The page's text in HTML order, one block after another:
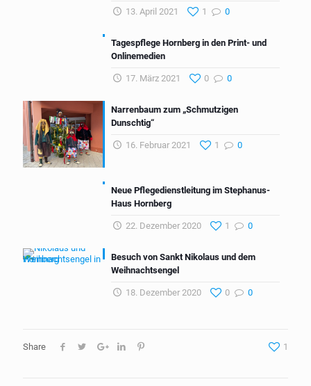
13. April 2021 0
1
Tagespflege Hornberg in den Print- und
Onlinemedien
17. März 2021 0
0
Narrenbaum zum „Schmutzigen
Dunschtig“
16. Februar 2021 0
1
Neue Pflegedienstleitung im Stephanus-
Haus Hornberg
22. Dezember 2020 0
1
Besuch von Sankt Nikolaus und dem
Weihnachtsengel
18. Dezember 2020 0
0
Share 1